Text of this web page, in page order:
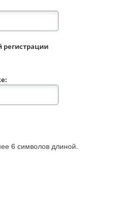
регистрации
6 символов длиной.